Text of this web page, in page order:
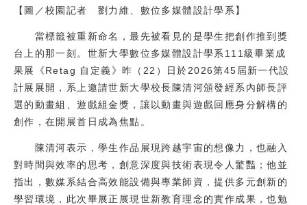
教職員
校友
媒體
【圖／校園記者 劉力維、數位多媒體設計學系】
當標籤被重新命名，最先被看見的是學生把創作推到獎
台上的那一刻。世新大學數位多媒體設計學系111級畢業成
果展《Retag 自定義》昨（22）日於2026第45屆新一代設
計展展開，系上邀請世新大學校長陳清河頒發經系內師長評
選的動畫組、遊戲組金獎，讓以動畫與遊戲回應身分解構的
創作，在開展首日成為焦點。
陳清河表示，學生作品展現跨越宇宙的想像力，也融入
對時間與效率的思考，創意深度與技術表現令人驚豔；他並
指出，數媒系結合高效能設備與專業師資，提供多元創新的
學習環境，此次畢展正展現世新教育理念的實作成果，也勉